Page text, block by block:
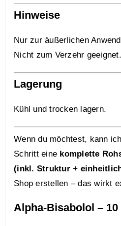
Hinweise
Nur zur äußerlichen
Nicht zum Verzehr geeignet.
Lagerung
Kühl und trocken lagern.
Wenn du möchtest, kann
Schritt eine komplette
(inkl. Struktur +
Shop erstellen – das wirkt
Alpha-Bisabolol –